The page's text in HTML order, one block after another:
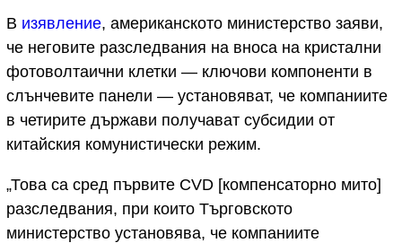
В изявление, американското министерство заяви,
че неговите разследвания на вноса на кристални
фотоволтаични клетки — ключови компоненти в
слънчевите панели — установяват, че компаниите
в четирите държави получават субсидии от
китайския комунистически режим.
„Това са сред първите CVD [компенсаторно мито]
разследвания, при които Търговското
министерство установява, че компаниите